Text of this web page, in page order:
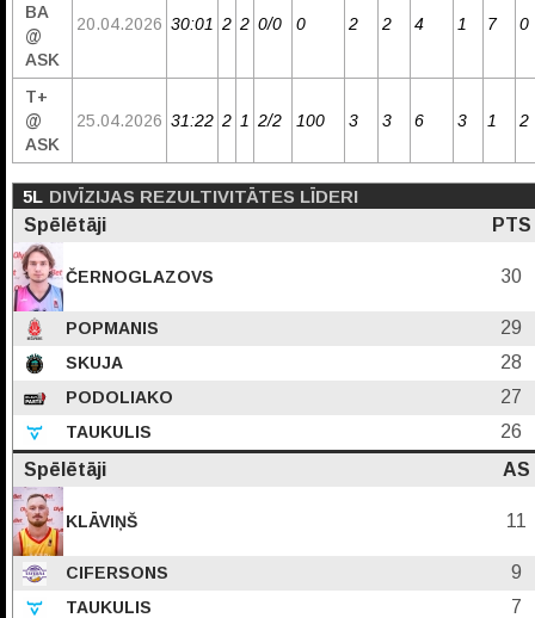
BA
@
ASK
20.04.2026 30:01 2 2 0/0 0 2 2 4 1 7 0
T+
@
ASK
25.04.2026 31:22 2 1 2/2 100 3 3 6 3 1 2
5L DIVĪZIJAS REZULTIVITĀTES LĪDERI
Spēlētāji
PTS
ČERNOGLAZOVS 30
POPMANIS 29
SKUJA 28
PODOLIAKO 27
TAUKULIS
26
Spēlētāji
AS
KLĀVIŅŠ 11
CIFERSONS 9
TAUKULIS 7